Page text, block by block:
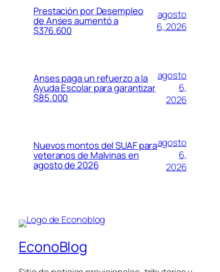
Prestación por Desempleo
de Anses aumentó a
$376.600
agosto
6, 2026
Anses paga un refuerzo a la
Ayuda Escolar para garantizar
$85.000
agosto
6,
2026
Nuevos montos del SUAF para
veteranos de Malvinas en
agosto de 2026
agosto
6,
2026
EconoBlog